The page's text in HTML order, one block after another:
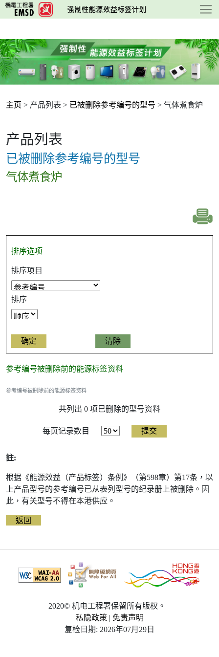
跳
至
要
内
容
主页 > 产品列表 > 已被删除参考编号的型号 > 气体煮食炉
产品列表
已被删除参考编号的型号
气体煮食炉
排序选项
排序项目
排序
参考编号被删除前的能源标签资料
参考编号被删除前的能源标签资料
共列出 0 项巳删除的型号资料
每页记录数目
註:
根据《能源效益（产品标签）条例》（第598章）第17条，以
上产品型号的参考编号已从表列型号的纪录册上被删除。因
此，有关型号不得在本港供应。
返回
2020© 机电工程署保留所有版权。
私隐政策 | 免责声明
复检日期: 2026年07月29日